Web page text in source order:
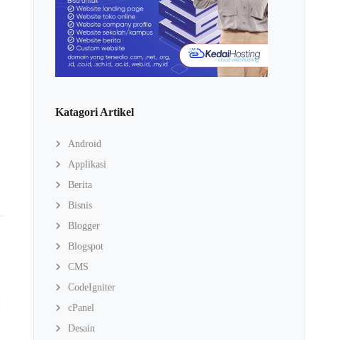
Katagori Artikel
Android
Applikasi
Berita
Bisnis
Blogger
Blogspot
CMS
CodeIgniter
cPanel
Desain